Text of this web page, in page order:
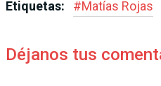
Etiquetas: #Matías Rojas
Déjanos tus